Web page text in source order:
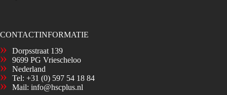
CONTACTINFORMATIE
Dorpsstraat 139
9699 PG Vriescheloo
Nederland
Tel: +31 (0) 597 54 18 84
Mail: info@hscplus.nl